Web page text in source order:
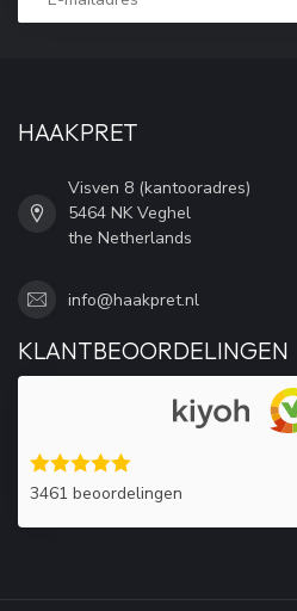
HAAKPRET
Visven 8 (kantooradres)
5464 NK Veghel
the Netherlands
info@haakpret.nl
KLANTBEOORDELINGEN
3461 beoordelingen